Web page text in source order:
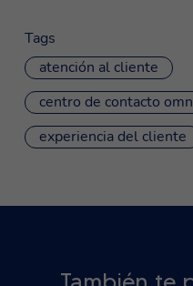
Tags
atención al cliente
centro de contacto
experiencia del cliente